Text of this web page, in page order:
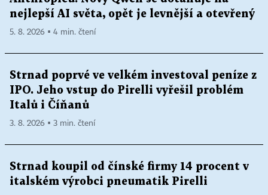
nejlepší AI světa, opět je levnější a otevřený
5. 8. 2026 ▪ 4 min. čtení
Strnad poprvé ve velkém investoval peníze z
IPO. Jeho vstup do Pirelli vyřešil problém
Italů i Číňanů
3. 8. 2026 ▪ 3 min. čtení
Strnad koupil od čínské firmy 14 procent v
italském výrobci pneumatik Pirelli